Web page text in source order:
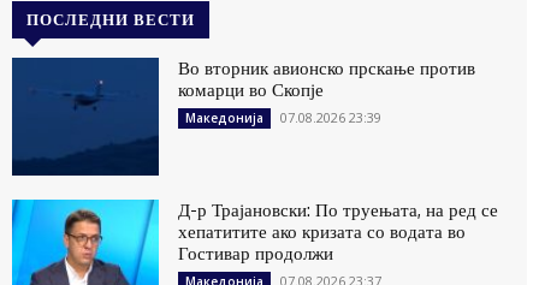
ПОСЛЕДНИ ВЕСТИ
Во вторник авионско прскање против
комарци во Скопје
Македонија 07.08.2026 23:39
Д-р Трајановски: По труењата, на ред се
хепатитите ако кризата со водата во
Гостивар продолжи
07.08.2026 23:37